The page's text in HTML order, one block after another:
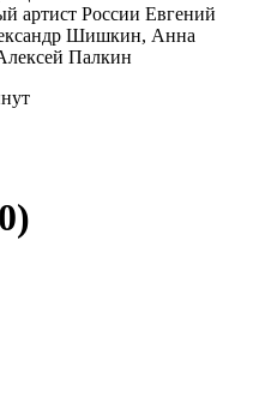
артист России Евгений
Шишкин, Анна
Палкин